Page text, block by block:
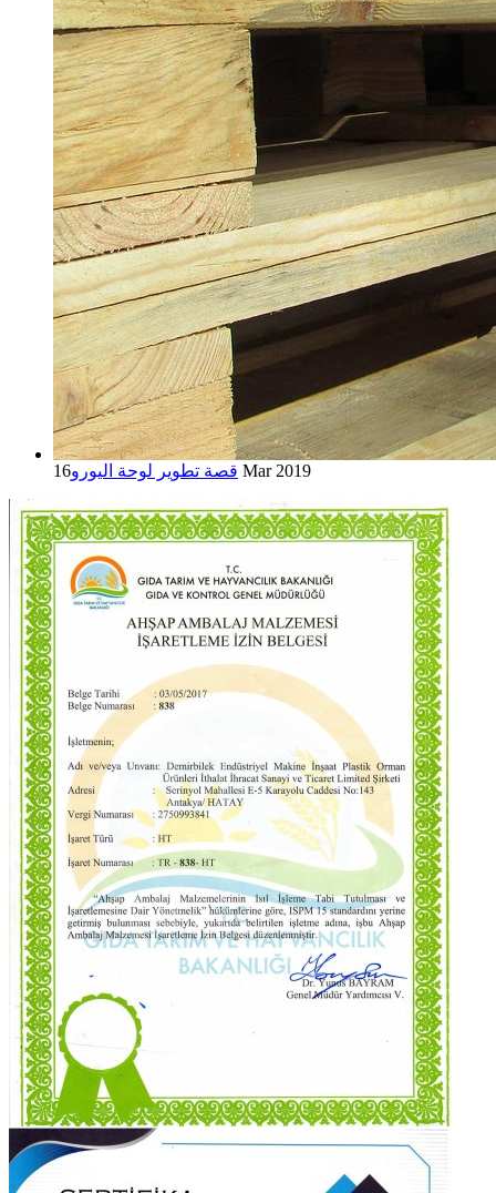
قصة تطوير لوحة اليورو 16 Mar 2019